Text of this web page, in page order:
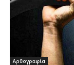
Αρθογραφία